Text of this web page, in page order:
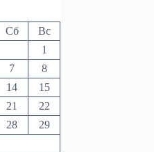
Сб
Вс
1
7
8
14
15
21
22
28
29